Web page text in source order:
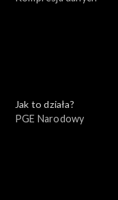
Jak to działa?
PGE Narodowy